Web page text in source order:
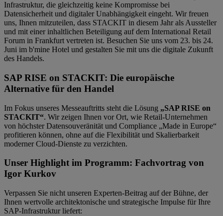
Infrastruktur, die gleichzeitig keine Kompromisse bei
Datensicherheit und digitaler Unabhängigkeit eingeht. Wir freuen
uns, Ihnen mitzuteilen, dass STACKIT in diesem Jahr als Aussteller
und mit einer inhaltlichen Beteiligung auf dem International Retail
Forum in Frankfurt vertreten ist. Besuchen Sie uns vom 23. bis 24.
Juni im b'mine Hotel und gestalten Sie mit uns die digitale Zukunft
des Handels.
SAP RISE on STACKIT: Die europäische
Alternative für den Handel
Im Fokus unseres Messeauftritts steht die Lösung „SAP RISE on
STACKIT“. Wir zeigen Ihnen vor Ort, wie Retail-Unternehmen
von höchster Datensouveränität und Compliance „Made in Europe“
profitieren können, ohne auf die Flexibilität und Skalierbarkeit
moderner Cloud-Dienste zu verzichten.
Unser Highlight im Programm: Fachvortrag von
Igor Kurkov
Verpassen Sie nicht unseren Experten-Beitrag auf der Bühne, der
Ihnen wertvolle architektonische und strategische Impulse für Ihre
SAP-Infrastruktur liefert: